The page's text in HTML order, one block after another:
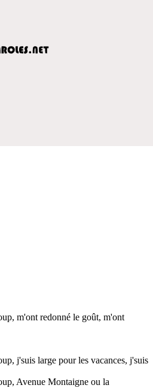
m'ont redonné le goût, m'ont
j'suis large pour les vacances, j'suis
Avenue Montaigne ou la